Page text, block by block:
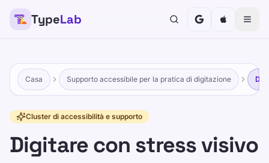
TypeLab
Casa Supporto accessibile per la pratica di digitazione
Cluster di accessibilità e supporto
Digitare con stress visivo